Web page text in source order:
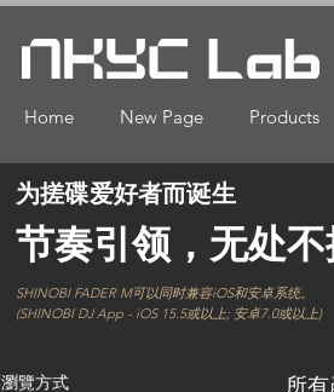
Home New Page Products
为搓碟爱好者而诞生
节奏引领，无处不
SHINOBI FADER M可以同时兼容iOS和安卓系统。
(SHINOBI DJ App - iOS 15.5或以上; 安卓7.0或以上)
瀏覽方式 所